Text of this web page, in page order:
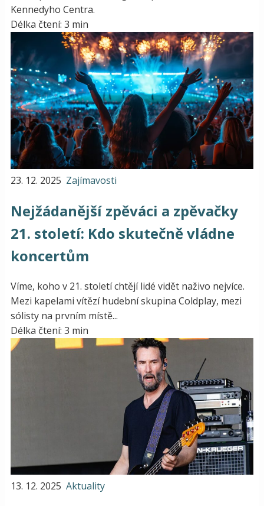
Kennedyho Centra.
Délka čtení: 3 min
23. 12. 2025 Zajímavosti
Nejžádanější zpěváci a zpěvačky
21. století: Kdo skutečně vládne
koncertům
Víme, koho v 21. století chtějí lidé vidět naživo nejvíce.
Mezi kapelami vítězí hudební skupina Coldplay, mezi
sólisty na prvním místě...
Délka čtení: 3 min
13. 12. 2025 Aktuality